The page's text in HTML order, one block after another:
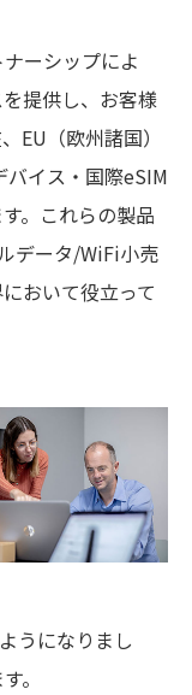
ーシップによ
提供し、お客様
EU（欧州諸国）
イス・国際eSIM
。これらの製品
データ/WiFi小売
おいて役立って
うになりまし
。